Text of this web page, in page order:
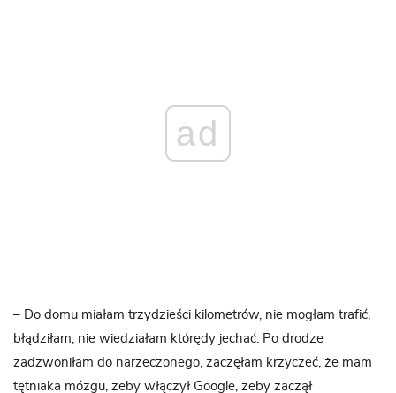
ad
– Do domu miałam trzydzieści kilometrów, nie mogłam trafić,
błądziłam, nie wiedziałam którędy jechać. Po drodze
zadzwoniłam do narzeczonego, zaczęłam krzyczeć, że mam
tętniaka mózgu, żeby włączył Google, żeby zaczął